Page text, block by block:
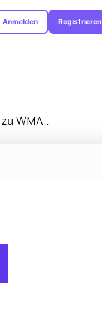
Anmelden Registrieren
WMA .